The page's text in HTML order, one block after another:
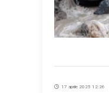
17 aprile 2025 12:26